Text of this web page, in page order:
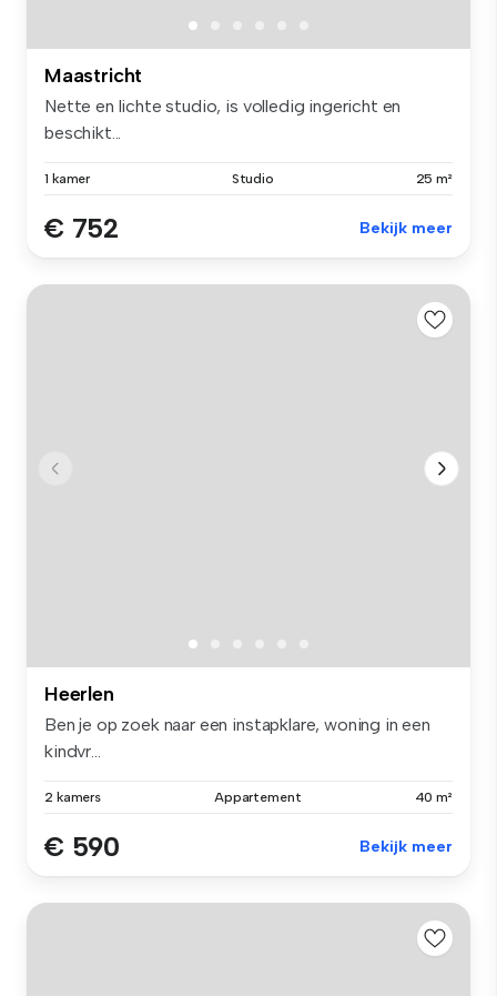
Maastricht
Nette en lichte studio, is volledig ingericht en
beschikt...
1 kamer Studio 25 m²
€ 752 Bekijk meer
Heerlen
Ben je op zoek naar een instapklare, woning in een
kindvr...
2 kamers Appartement 40 m²
€ 590 Bekijk meer